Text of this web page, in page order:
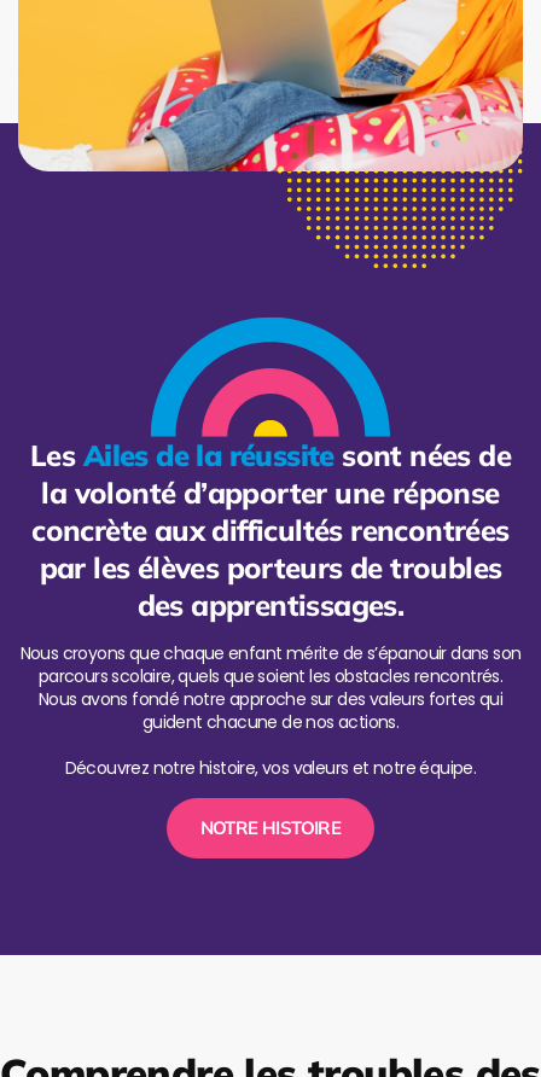
LesAiles de la réussitesont nées de
la volonté d’apporter une réponse
concrète aux difficultés rencontrées
par les élèves porteurs de troubles
des apprentissages.
Nous croyons que chaque enfant mérite de s’épanouir dans son
parcours scolaire, quels que soient les obstacles rencontrés.
Nous avons fondé notre approche sur des valeurs fortes qui
guident chacune de nos actions.
Découvrez notre histoire, vos valeurs et notre équipe.
NOTRE HISTOIRE